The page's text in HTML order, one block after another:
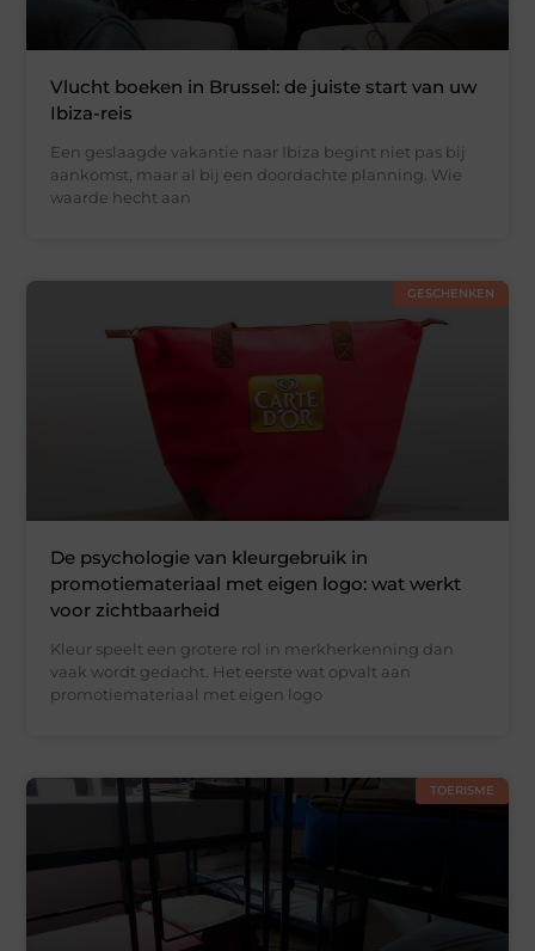
Vlucht boeken in Brussel: de juiste start van uw
Ibiza-reis
Een geslaagde vakantie naar Ibiza begint niet pas bij
aankomst, maar al bij een doordachte planning. Wie
waarde hecht aan
GESCHENKEN
De psychologie van kleurgebruik in
promotiemateriaal met eigen logo: wat werkt
voor zichtbaarheid
Kleur speelt een grotere rol in merkherkenning dan
vaak wordt gedacht. Het eerste wat opvalt aan
promotiemateriaal met eigen logo
TOERISME